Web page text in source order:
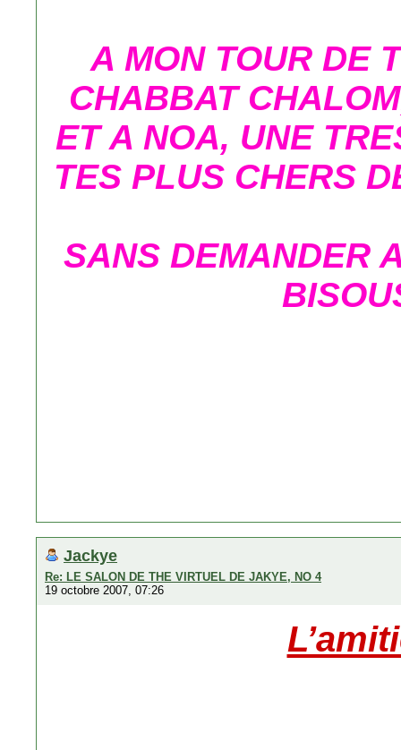
A MON TOUR DE
CHABBAT
ET A NOA, UNE
TES PLUS CHERS
SANS DEMANDER
Jackye
Re: LE SALON DE THE VIRTUEL DE JAKYE, NO 4
19 octobre 2007, 07:26